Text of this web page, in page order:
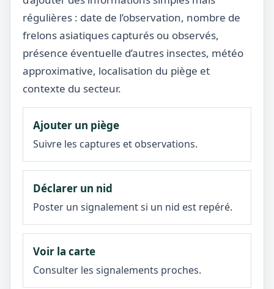
régulières : date de l’observation, nombre de
frelons asiatiques capturés ou observés,
présence éventuelle d’autres insectes, météo
approximative, localisation du piège et
contexte du secteur.
Ajouter un piège
Suivre les captures et observations.
Déclarer un nid
Poster un signalement si un nid est repéré.
Voir la carte
Consulter les signalements proches.